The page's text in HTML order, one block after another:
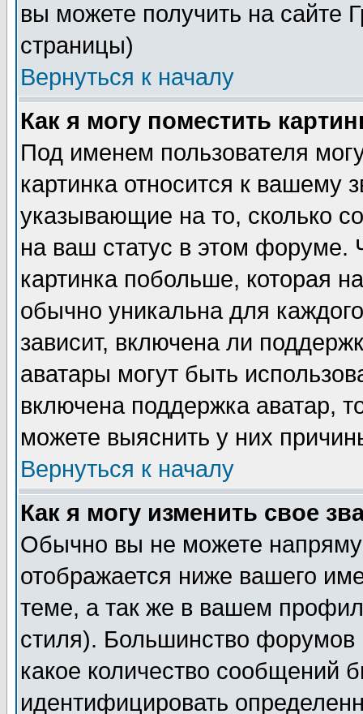
вы можете получить на сайте
страницы)
Вернуться к началу
Как я могу поместить
Под именем пользователя
картинка относится к вашему
указывающие на то, сколько
на ваш статус в этом форуме.
картинка побольше, которая
обычно уникальна для
зависит, включена ли
аватары могут быть
включена поддержка аватар,
можете выяснить у них
Вернуться к началу
Как я могу изменить свое
Обычно вы не можете
отображается ниже вашего
теме, а так же в вашем
стиля). Большинство форумов
какое количество сообщений
идентифицировать